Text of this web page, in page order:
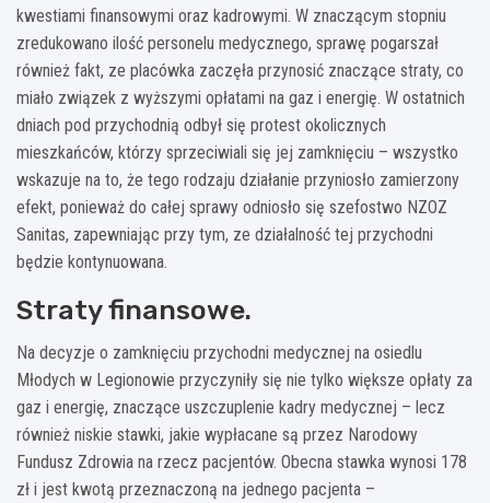
kwestiami finansowymi oraz kadrowymi. W znaczącym stopniu
zredukowano ilość personelu medycznego, sprawę pogarszał
również fakt, ze placówka zaczęła przynosić znaczące straty, co
miało związek z wyższymi opłatami na gaz i energię. W ostatnich
dniach pod przychodnią odbył się protest okolicznych
mieszkańców, którzy sprzeciwiali się jej zamknięciu – wszystko
wskazuje na to, że tego rodzaju działanie przyniosło zamierzony
efekt, ponieważ do całej sprawy odniosło się szefostwo NZOZ
Sanitas, zapewniając przy tym, ze działalność tej przychodni
będzie kontynuowana.
Straty finansowe.
Na decyzje o zamknięciu przychodni medycznej na osiedlu
Młodych w Legionowie przyczyniły się nie tylko większe opłaty za
gaz i energię, znaczące uszczuplenie kadry medycznej – lecz
również niskie stawki, jakie wypłacane są przez Narodowy
Fundusz Zdrowia na rzecz pacjentów. Obecna stawka wynosi 178
zł i jest kwotą przeznaczoną na jednego pacjenta –